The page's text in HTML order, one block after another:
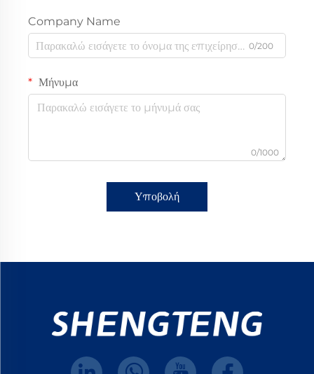
Company Name
0/200
Μήνυμα
0/1000
Υποβολή